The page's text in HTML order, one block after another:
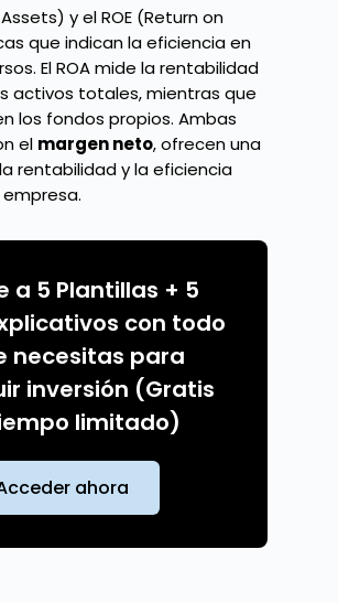
y el ROE (Return on
que indican la eficiencia en
El ROA mide la rentabilidad
activos totales, mientras que
los fondos propios. Ambas
el margen neto, ofrecen una
rentabilidad y la eficiencia
a 5 Plantillas + 5
con todo
necesitas para
inversión (Gratis
limitado)
ahora